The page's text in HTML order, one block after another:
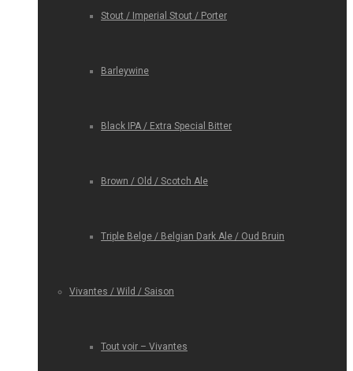
Stout / Imperial Stout / Porter
Barleywine
Black IPA / Extra Special Bitter
Brown / Old / Scotch Ale
Triple Belge / Belgian Dark Ale / Oud Bruin
Vivantes / Wild / Saison
Tout voir – Vivantes